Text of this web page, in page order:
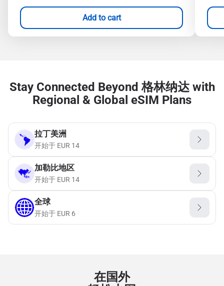
Add to cart
Stay Connected Beyond 格林纳达 with
Regional & Global eSIM Plans
拉丁美洲
开始于 EUR 14
加勒比地区
开始于 EUR 14
全球
开始于 EUR 6
在国外